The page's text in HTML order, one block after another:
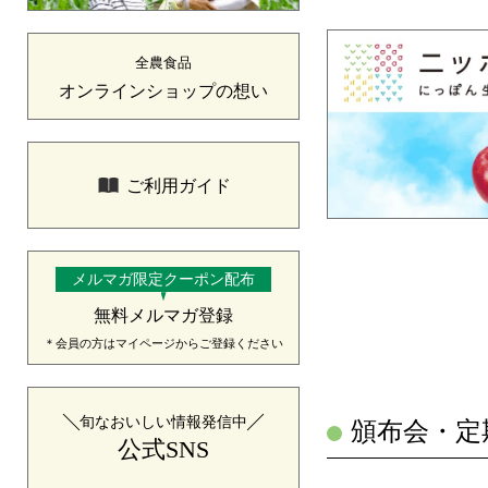
全農食品
オンラインショップの想い
ご利用ガイド
メルマガ限定クーポン配布
無料メルマガ登録
＊会員の方はマイページからご登録ください
旬なおいしい情報発信中
公式SNS
頒布会・定